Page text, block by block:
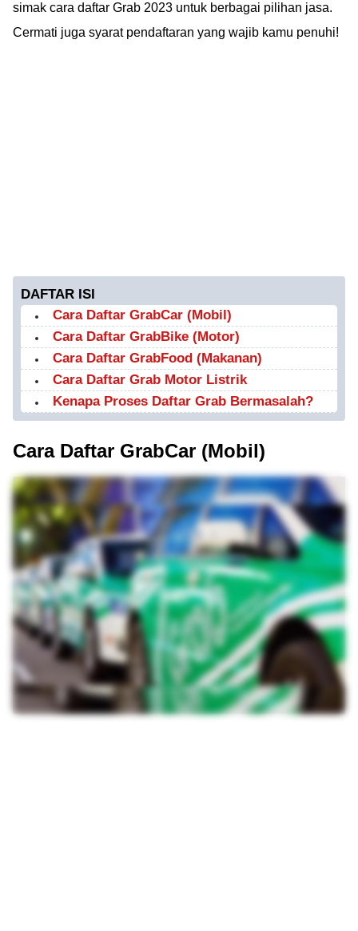
simak cara daftar Grab 2023 untuk berbagai pilihan jasa.
Cermati juga syarat pendaftaran yang wajib kamu penuhi!
DAFTAR ISI
Cara Daftar GrabCar (Mobil)
Cara Daftar GrabBike (Motor)
Cara Daftar GrabFood (Makanan)
Cara Daftar Grab Motor Listrik
Kenapa Proses Daftar Grab Bermasalah?
Cara Daftar GrabCar (Mobil)